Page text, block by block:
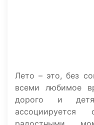
Лето – это, без
всеми любимое
дорого и